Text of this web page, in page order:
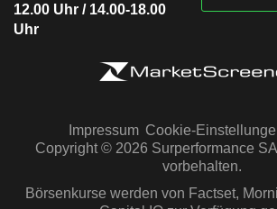
12.00 Uhr / 14.00-18.00
Uhr
Impressum Cookie-
Copyright © 2026 Surperformance
vorbehalten.
Börsenkurse werden von Factset,